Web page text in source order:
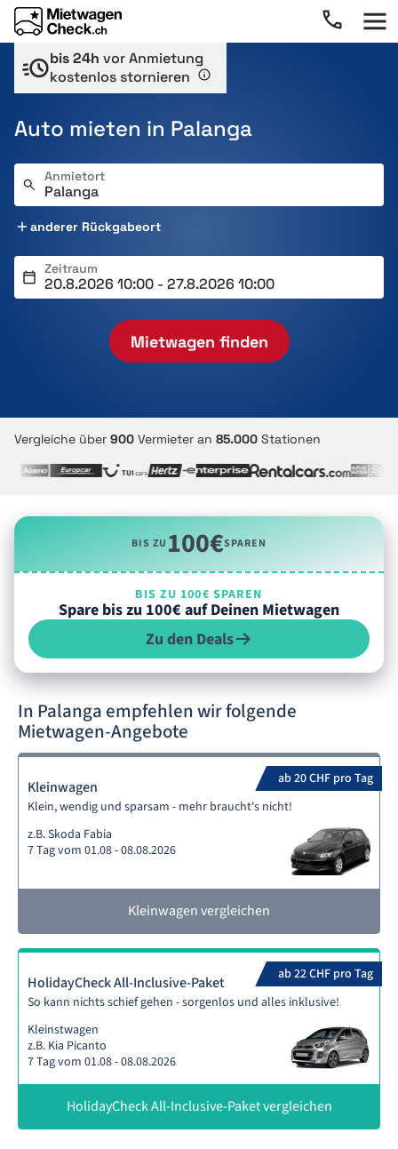
bis 24h vor Anmietung
kostenlos stornieren
Auto mieten in Palanga
Anmietort
anderer Rückgabeort
Zeitraum
Mietwagen finden
Vergleiche über 900 Vermieter an 85.000 Stationen
BIS ZU100€SPAREN
BIS ZU 100€ SPAREN
Spare bis zu 100€ auf Deinen Mietwagen
Zu den Deals
In Palanga empfehlen wir folgende
Mietwagen-Angebote
ab 20 CHF pro Tag
Kleinwagen
Klein, wendig und sparsam - mehr braucht's nicht!
z.B. Skoda Fabia
7 Tag vom 01.08 - 08.08.2026
Kleinwagen vergleichen
ab 22 CHF pro Tag
HolidayCheck All-Inclusive-Paket
So kann nichts schief gehen - sorgenlos und alles inklusive!
Kleinstwagen
z.B. Kia Picanto
7 Tag vom 01.08 - 08.08.2026
HolidayCheck All-Inclusive-Paket vergleichen